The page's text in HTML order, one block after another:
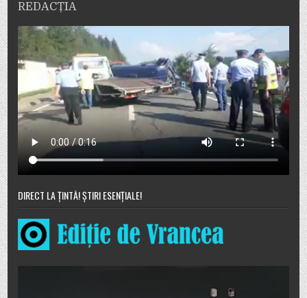
REDACȚIA
DIRECT LA ȚINTĂ! ȘTIRI ESENȚIALE!